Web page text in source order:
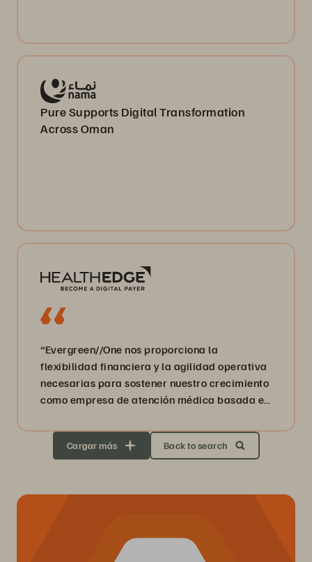
Pure Supports Digital Transformation
Across Oman
“Evergreen//One nos proporciona la
flexibilidad financiera y la agilidad operativa
necesarias para sostener nuestro crecimiento
como empresa de atención médica basada en
Cargar más Back to search